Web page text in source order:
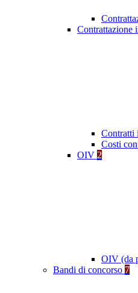
Contrattazione
Contratti
Costi
OIV 2
OIV (da
Bandi di concorso 7